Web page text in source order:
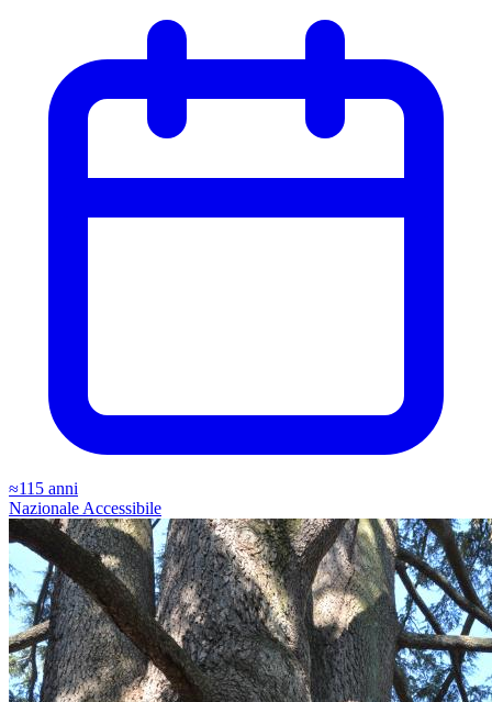
≈115 anni
Nazionale Accessibile